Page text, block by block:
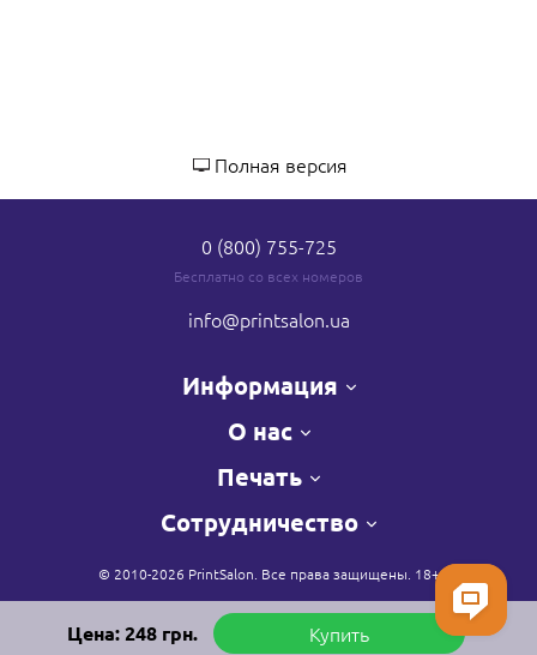
Цена:248грн. Купить
Полная версия
0 (800) 755-725
Бесплатно со всех номеров
info@printsalon.ua
Информация
О нас
Печать
Сотрудничество
© 2010-2026 PrintSalon. Все права защищены. 18+